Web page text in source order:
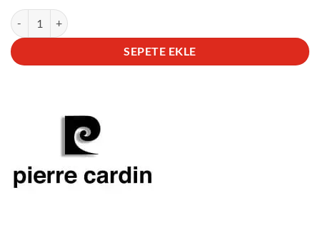
Pierre Cardin 800111F102 Erkek Kol Saati adet
SEPETE EKLE